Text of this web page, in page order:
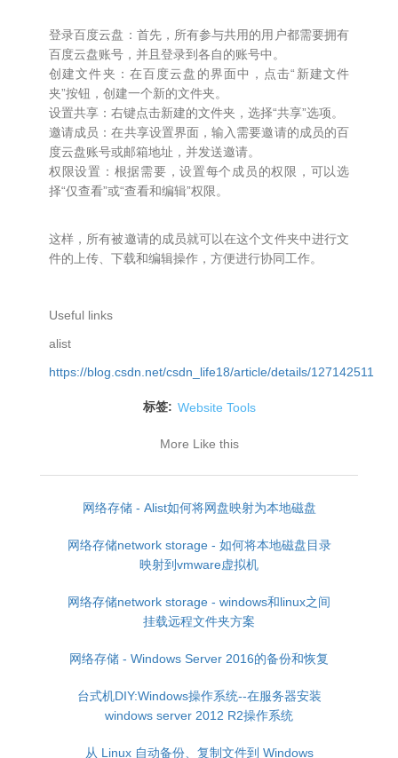
登录百度云盘：首先，所有参与共用的用户都需要拥有
百度云盘账号，并且登录到各自的账号中。
创建文件夹：在百度云盘的界面中，点击“新建文件
夹”按钮，创建一个新的文件夹。
设置共享：右键点击新建的文件夹，选择“共享”选项。
邀请成员：在共享设置界面，输入需要邀请的成员的百
度云盘账号或邮箱地址，并发送邀请。
权限设置：根据需要，设置每个成员的权限，可以选
择“仅查看”或“查看和编辑”权限。
这样，所有被邀请的成员就可以在这个文件夹中进行文
件的上传、下载和编辑操作，方便进行协同工作。
Useful links
alist
https://blog.csdn.net/csdn_life18/article/details/127142511
标签: Website Tools
More Like this
网络存储 - Alist如何将网盘映射为本地磁盘
网络存储network storage - 如何将本地磁盘目录
映射到vmware虚拟机
网络存储network storage - windows和linux之间
挂载远程文件夹方案
网络存储 - Windows Server 2016的备份和恢复
台式机DIY:Windows操作系统--在服务器安装
windows server 2012 R2操作系统
从 Linux 自动备份、复制文件到 Windows